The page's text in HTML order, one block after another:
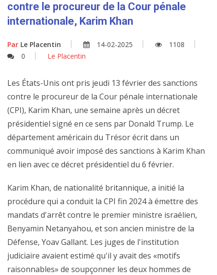
contre le procureur de la Cour pénale
internationale, Karim Khan
Par Le Placentin 14-02-2025
1108
0
Le Placentin
Les États-Unis ont pris jeudi 13 février des sanctions
contre le procureur de la Cour pénale internationale
(CPI), Karim Khan, une semaine après un décret
présidentiel signé en ce sens par Donald Trump. Le
département américain du Trésor écrit dans un
communiqué avoir imposé des sanctions à Karim Khan
en lien avec ce décret présidentiel du 6 février.
Karim Khan, de nationalité britannique, a initié la
procédure qui a conduit la CPI fin 2024 à émettre des
mandats d'arrêt contre le premier ministre israélien,
Benyamin Netanyahou, et son ancien ministre de la
Défense, Yoav Gallant. Les juges de l'institution
judiciaire avaient estimé qu'il y avait des «motifs
raisonnables» de soupçonner les deux hommes de